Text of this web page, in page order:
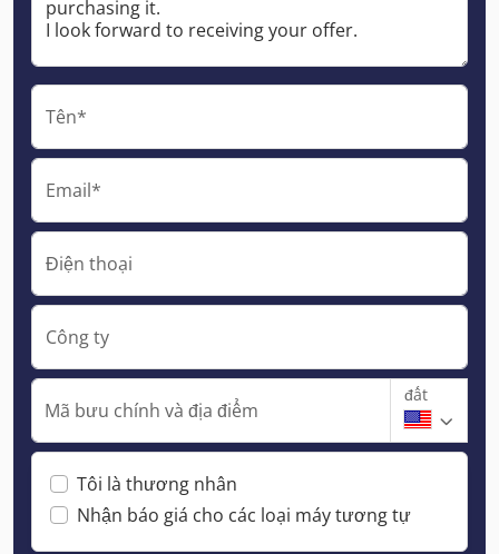
Tên*
Email*
Điện thoại
Công ty
Mã bưu chính và địa điểm
đất
Tôi là thương nhân
Nhận báo giá cho các loại máy tương tự